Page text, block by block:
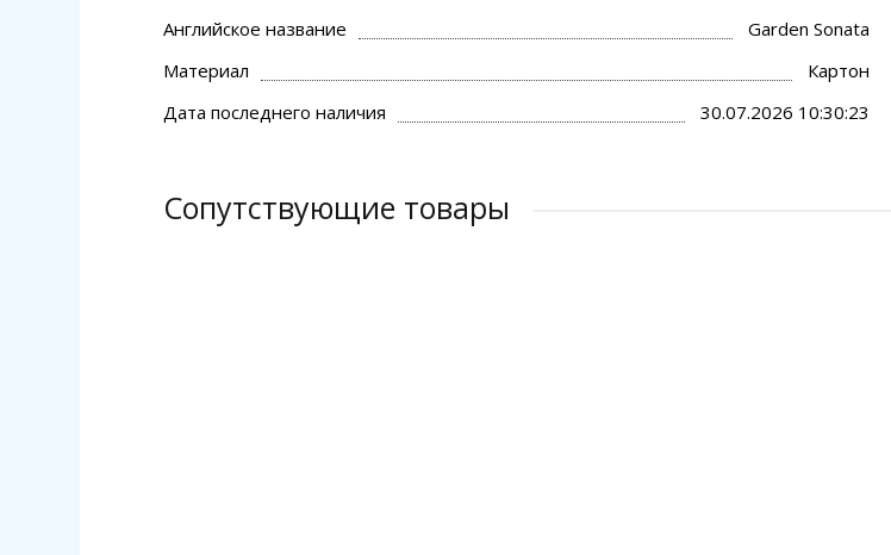
Английское название
Garden Sonata
Материал
Картон
Дата последнего наличия
30.07.2026 10:30:23
Сопутствующие товары